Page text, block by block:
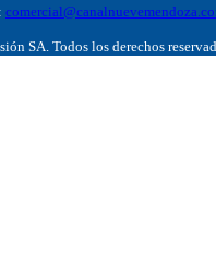
SA. Todos los derechos